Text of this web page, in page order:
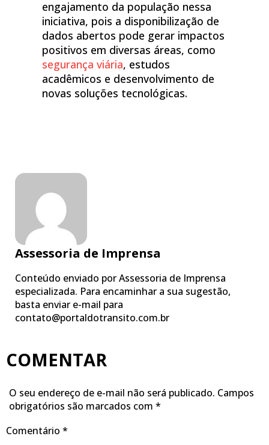
engajamento da população nessa
iniciativa, pois a disponibilização de
dados abertos pode gerar impactos
positivos em diversas áreas, como
segurança viária, estudos
acadêmicos e desenvolvimento de
novas soluções tecnológicas.
Assessoria de Imprensa
Conteúdo enviado por Assessoria de Imprensa
especializada. Para encaminhar a sua sugestão,
basta enviar e-mail para
contato@portaldotransito.com.br
COMENTAR
O seu endereço de e-mail não será publicado. Campos
obrigatórios são marcados com *
Comentário *